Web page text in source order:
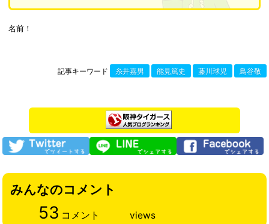
名前！
記事キーワード 糸井嘉男 能見篤史 藤川球児 鳥谷敬
みんなのコメント
53 コメント views